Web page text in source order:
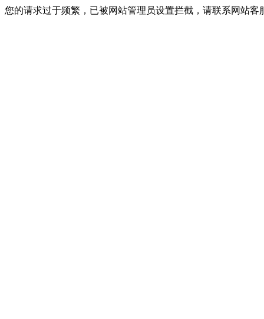
您的请求过于频繁，已被网站管理员设置拦截，请联系网站客